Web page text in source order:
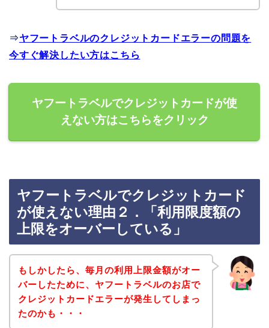
⇒ヤフートラベルのクレジットカードエラーの問題を
今すぐ解決したい方はこちら
ヤフートラベルでクレジットカードが使
えない方はこちらをクリック
ヤフートラベルでクレジットカード
が使えない理由２．「利用限度額の
上限をオーバーしている」
もしかしたら、毎月の利用上限金額がオー
バーしたために、ヤフートラベルのお店で
クレジットカードエラーが発生してしまっ
たのかも・・・